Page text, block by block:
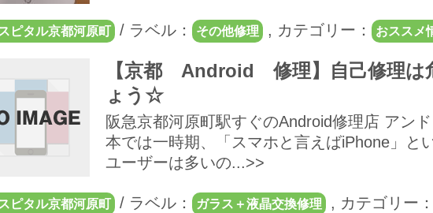
ピタル京都河原町 / ラベル： その他修理 , カテゴリー： おススメ
【京都 Android 修理】自己修理は
ょう☆
阪急京都河原町駅すぐのAndroid修理店 アン
本では一時期、「スマホと言えばiPhone」と
ユーザーは多いの...>>
ピタル京都河原町 / ラベル： ガラス＋液晶交換修理 , カテゴリー：